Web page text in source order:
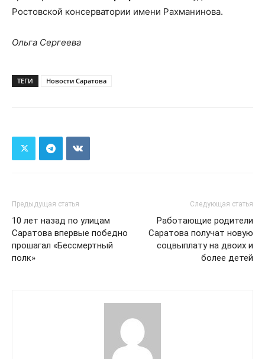
Ростовской консерватории имени Рахманинова.
Ольга Сергеева
ТЕГИ Новости Саратова
Предыдущая статья
10 лет назад по улицам
Саратова впервые победно
прошагал «Бессмертный
полк»
Следующая статья
Работающие родители
Саратова получат новую
соцвыплату на двоих и
более детей